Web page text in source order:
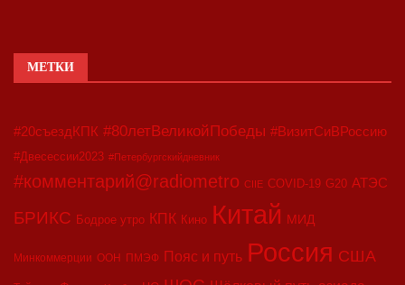
МЕТКИ
#20съездКПК #80летВеликойПобеды #ВизитСиВРоссию
#Двесессии2023 #Петербургскийдневник
#комментарий@radiometro CIIE COVID-19 G20 АТЭС
БРИКС Бодрое утро КПК Кино Китай МИД
Минкоммерции ООН ПМЭФ Пояс и путь Россия США